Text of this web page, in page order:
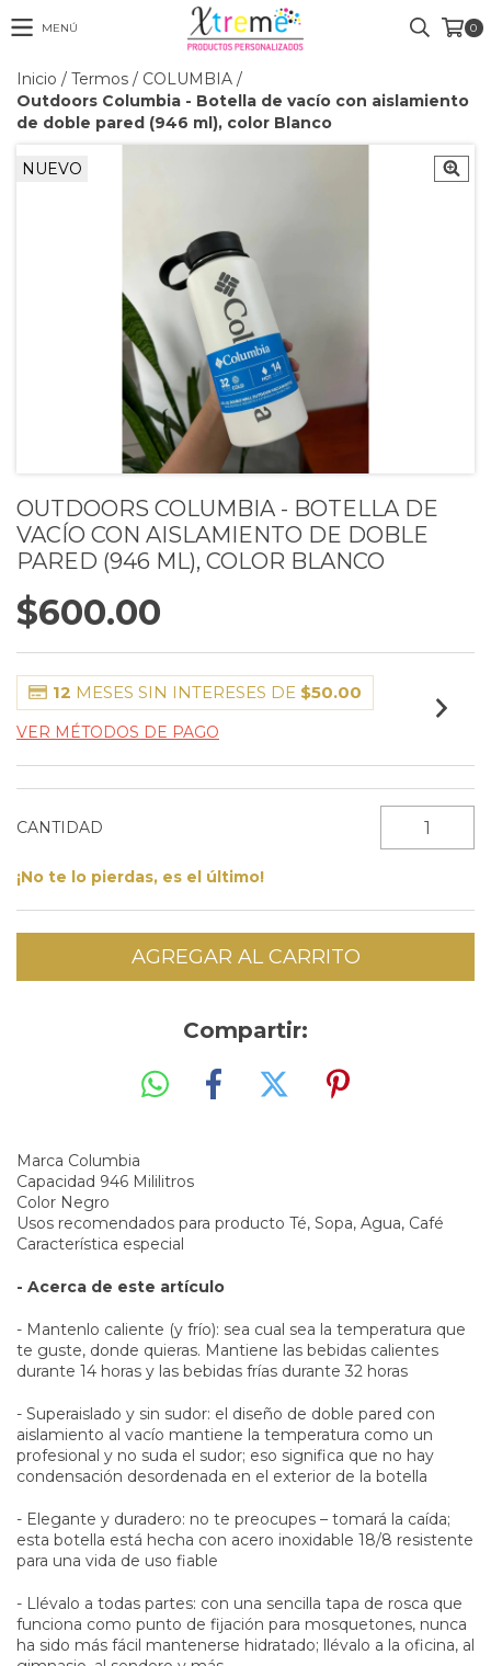
MENÚ 0
Inicio / Termos / COLUMBIA /
Outdoors Columbia - Botella de vacío con aislamiento
de doble pared (946 ml), color Blanco
NUEVO
OUTDOORS COLUMBIA - BOTELLA DE
VACÍO CON AISLAMIENTO DE DOBLE
PARED (946 ML), COLOR BLANCO
$600.00
12 MESES SIN INTERESES DE $50.00
VER MÉTODOS DE PAGO
CANTIDAD
¡No te lo pierdas, es el último!
Compartir:
Marca Columbia
Capacidad 946 Mililitros
Color Negro
Usos recomendados para producto Té, Sopa, Agua, Café
Característica especial
- Acerca de este artículo
- Mantenlo caliente (y frío): sea cual sea la temperatura que
te guste, donde quieras. Mantiene las bebidas calientes
durante 14 horas y las bebidas frías durante 32 horas
- Superaislado y sin sudor: el diseño de doble pared con
aislamiento al vacío mantiene la temperatura como un
profesional y no suda el sudor; eso significa que no hay
condensación desordenada en el exterior de la botella
- Elegante y duradero: no te preocupes – tomará la caída;
esta botella está hecha con acero inoxidable 18/8 resistente
para una vida de uso fiable
- Llévalo a todas partes: con una sencilla tapa de rosca que
funciona como punto de fijación para mosquetones, nunca
ha sido más fácil mantenerse hidratado; llévalo a la oficina, al